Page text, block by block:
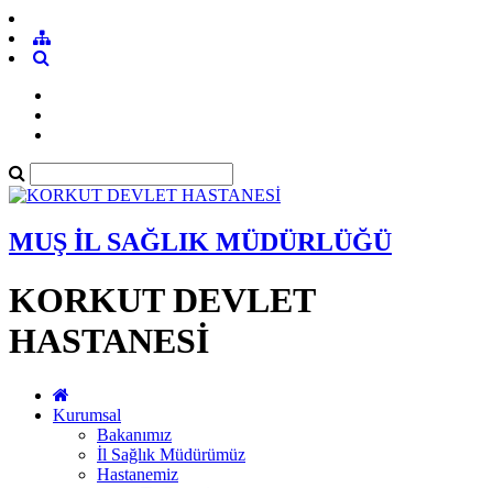
MUŞ İL SAĞLIK MÜDÜRLÜĞÜ
KORKUT DEVLET
HASTANESİ
Kurumsal
Bakanımız
İl Sağlık Müdürümüz
Hastanemiz